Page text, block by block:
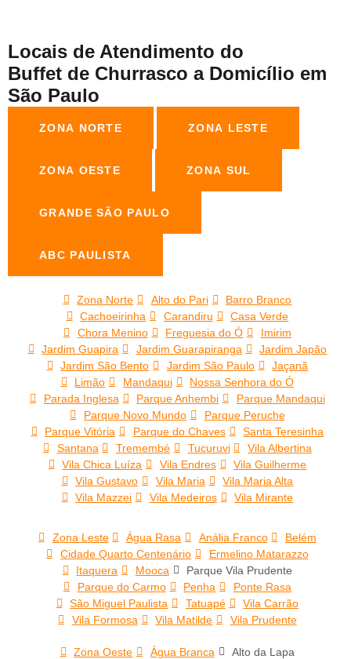
Locais de Atendimento do
Buffet de Churrasco a Domicílio em
São Paulo
ZONA NORTE ZONA LESTE
ZONA OESTE ZONA SUL
GRANDE SÃO PAULO
ABC PAULISTA
Zona Norte Alto do Pari
Barro Branco
Cachoeirinha
Carandiru
Casa Verde
Chora Menino
Freguesia do Ó
Imirim
Jardim Guapira
Jardim Guarapiranga
Jardim Japão
Jardim São Bento
Jardim São Paulo
Jaçanã
Limão
Mandaqui
Nossa Senhora do Ó
Parada Inglesa
Parque Anhembi
Parque Mandaqui
Parque Novo Mundo
Parque Peruche
Parque Vitória
Parque do Chaves
Santa Teresinha
Santana
Tremembé Tucuruvi
Vila Albertina
Vila Chica Luíza
Vila Endres
Vila Guilherme
Vila Gustavo
Vila Maria
Vila Maria Alta
Vila Mazzei
Vila Medeiros Vila Mirante
Zona Leste Água Rasa Anália Franco
Belém
Cidade Quarto Centenário
Ermelino Matarazzo
Itaquera
Mooca
Parque Vila Prudente
Parque do Carmo
Penha
Ponte Rasa
São Miguel Paulista
Tatuapé
Vila Carrão
Vila Formosa
Vila Matilde Vila Prudente
Zona Oeste Água Branca
Alto da Lapa